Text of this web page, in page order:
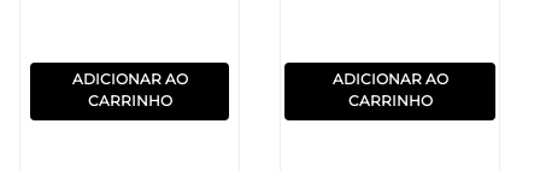
ADICIONAR AO
CARRINHO
ADICIONAR AO
CARRINHO